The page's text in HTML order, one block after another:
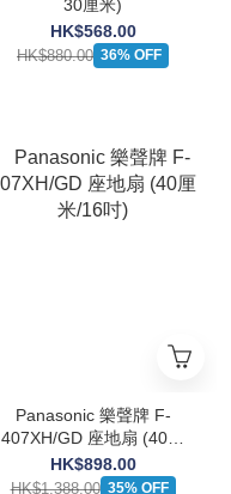
30厘米)
HK$568.00
HK$880.00 36% OFF
Panasonic 樂聲牌 F-
407XH/GD 座地扇 (40厘
米/16吋)
HK$898.00
HK$1,388.00 35% OFF